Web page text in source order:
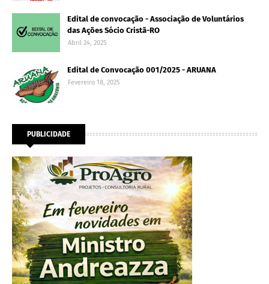
Edital de convocação - Associação de Voluntários
das Ações Sócio Cristã-RO
Abril 24, 2025
Edital de Convocação 001/2025 - ARUANA
Fevereiro 18, 2025
PUBLICIDADE